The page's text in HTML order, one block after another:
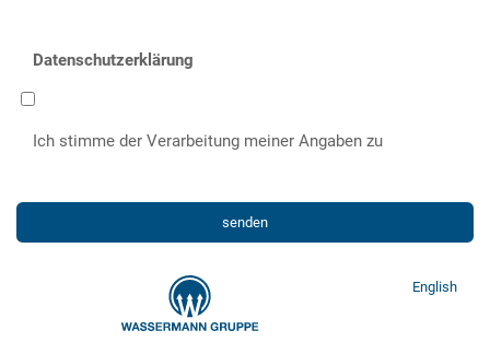
Datenschutzerklärung
Ich stimme der Verarbeitung meiner Angaben zu
senden
English